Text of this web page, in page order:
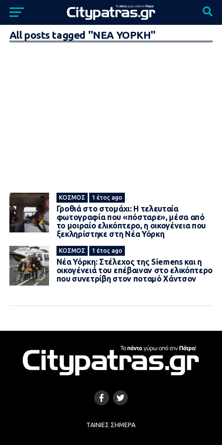
All posts tagged "ΝΕΑ ΥΟΡΚΗ"
ΚΌΣΜΟΣ 1 έτος ago
Γροθιά στο στομάχι: Η τελευταία
φωτογραφία που «πόσταρε», μέσα από
το μοιραίο ελικόπτερο, η οικογένεια που
ξεκληρίστηκε στη Νέα Υόρκη
ΚΌΣΜΟΣ 1 έτος ago
Νέα Υόρκη: Στέλεχος της Siemens και η
οικογένειά του επέβαιναν στο ελικόπτερο
που συνετρίβη στον ποταμό Χάντσον
ΤΑΙΝΊΕΣ ΣΉΜΕΡΑ